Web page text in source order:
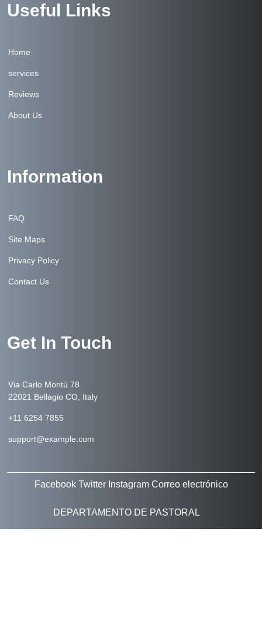
Useful Links
Home
services
Reviews
About Us
Information
FAQ
Site Maps
Privacy Policy
Contact Us
Get In Touch
Via Carlo Montù 78
22021 Bellagio CO, Italy
+11 6254 7855
support@example.com
Facebook Twitter Instagram Correo electrónico
DEPARTAMENTO DE PASTORAL